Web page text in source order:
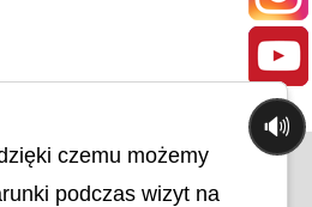
czemu możemy
podczas wizyt na
🔊